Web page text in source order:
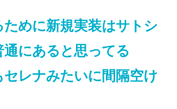
めに新規実装はサトシ
にあると思ってる
レナみたいに間隔空け